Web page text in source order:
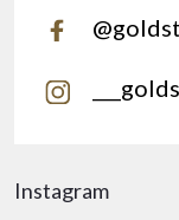
Instagram